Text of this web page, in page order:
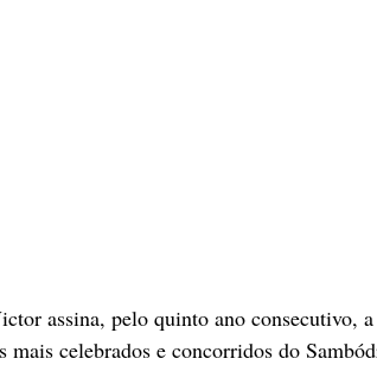
assina, pelo quinto ano consecutivo,
mais celebrados e concorridos do